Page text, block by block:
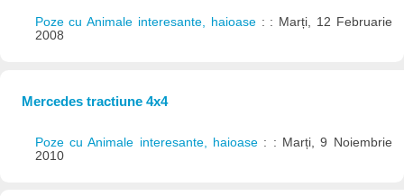
Poze cu Animale interesante, haioase : : Marți, 12 Februarie
2008
Mercedes tractiune 4x4
Poze cu Animale interesante, haioase : : Marți, 9 Noiembrie
2010